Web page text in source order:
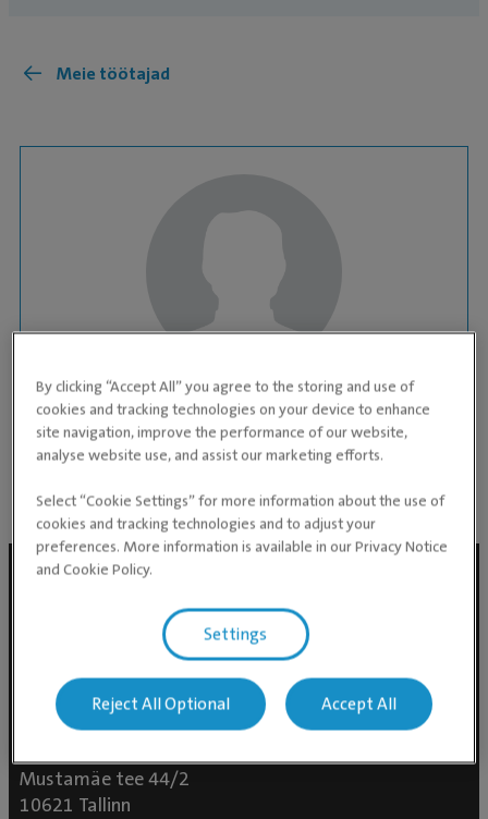
Meie töötajad
LOOMAARST
Dr Jelizaveta Zaletilo
Mustamäe tee 44/2
10621 Tallinn
By clicking “Accept All” you agree to the storing and use of
cookies and tracking technologies on your device to enhance
site navigation, improve the performance of our website,
analyse website use, and assist our marketing efforts.
Select “Cookie Settings” for more information about the use of
cookies and tracking technologies and to adjust your
preferences. More information is available in our Privacy Notice
and Cookie Policy.
Settings
Reject All Optional Accept All